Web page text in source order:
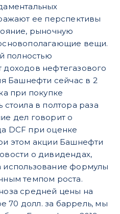
ее перспективы
рыночную
вещи.
полностью
доходов нефтегазового
Башнефти сейчас в 2
при покупке
в полтора раза
дел говорит о
DCF при оценке
этом акции Башнефти
о дивидендах,
формулы
темпом роста.
средней цены на
70 долл. за баррель, мы